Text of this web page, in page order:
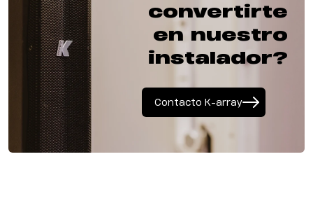
convertirte
en nuestro
instalador?
Contacto K-array